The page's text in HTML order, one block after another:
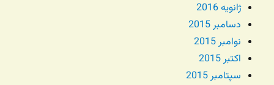
ژانویه 2016
دسامبر 2015
نوامبر 2015
اکتبر 2015
سپتامبر 2015